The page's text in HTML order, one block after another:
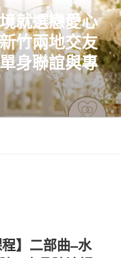
就選戀愛心
竹兩地交友
身聯誼與專
】二部曲–水